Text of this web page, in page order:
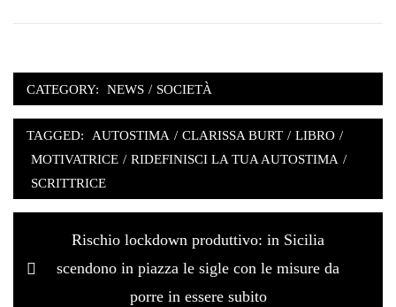
CATEGORY: NEWS / SOCIETÀ
TAGGED: AUTOSTIMA / CLARISSA BURT / LIBRO /
MOTIVATRICE / RIDEFINISCI LA TUA AUTOSTIMA /
SCRITTRICE
articoli
Previous
post:
Rischio lockdown produttivo: in Sicilia
scendono in piazza le sigle con le misure da
porre in essere subito